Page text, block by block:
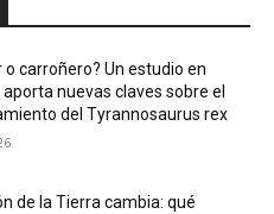
o carroñero? Un estudio en
nuevas claves sobre el
del Tyrannosaurus rex
de la Tierra cambia: qué